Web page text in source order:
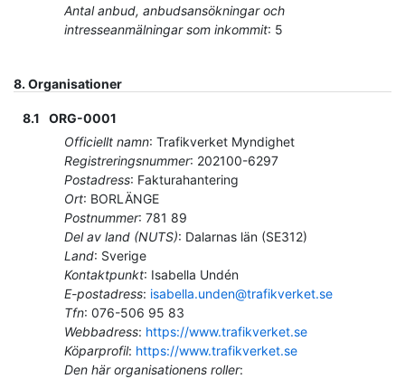
Antal anbud, anbudsansökningar och
intresseanmälningar som inkommit: 5
8. Organisationer
8.1
ORG-0001
Officiellt namn: Trafikverket Myndighet
Registreringsnummer: 202100-6297
Postadress: Fakturahantering
Ort: BORLÄNGE
Postnummer: 781 89
Del av land (NUTS): Dalarnas län (SE312)
Land: Sverige
Kontaktpunkt: Isabella Undén
E-postadress: isabella.unden@trafikverket.se
Tfn: 076-506 95 83
Webbadress: https://www.trafikverket.se
Köparprofil: https://www.trafikverket.se
Den här organisationens roller: